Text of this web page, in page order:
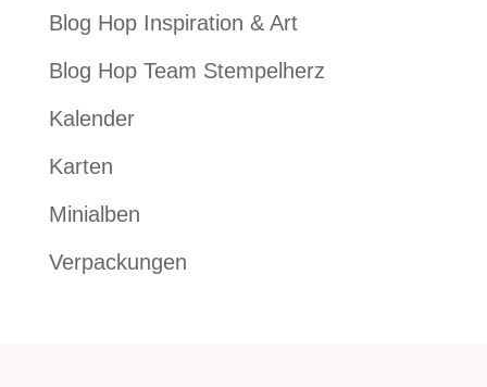
Blog Hop Inspiration & Art
Blog Hop Team Stempelherz
Kalender
Karten
Minialben
Verpackungen